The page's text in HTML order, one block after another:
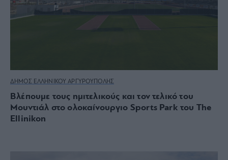
ΔΗΜΟΣ ΕΛΛΗΝΙΚΟΥ ΑΡΓΥΡΟΥΠΟΛΗΣ
Βλέπουμε τους ημιτελικούς και τον τελικό του
Μουντιάλ στο ολοκαίνουργιο Sports Park του The
Ellinikon